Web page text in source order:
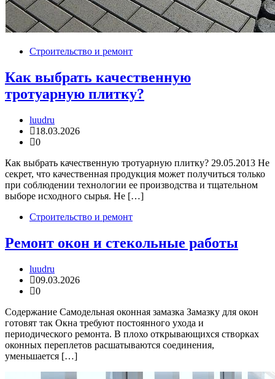
Строительство и ремонт
Как выбрать качественную
тротуарную плитку?
luudru
18.03.2026
0
Как выбрать качественную тротуарную плитку? 29.05.2013 Не
секрет, что качественная продукция может получиться только
при соблюдении технологии ее производства и тщательном
выборе исходного сырья. Не […]
Строительство и ремонт
Ремонт окон и стекольные работы
luudru
09.03.2026
0
Содержание Самодельная оконная замазка Замазку для окон
готовят так Окна требуют постоянного ухода и
периодического ремонта. В плохо открывающихся створках
оконных переплетов расшатываются соединения,
уменьшается […]